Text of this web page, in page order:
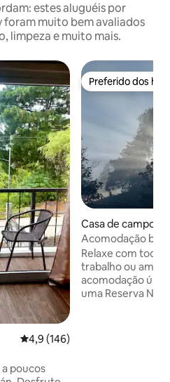
estes aluguéis por
muito bem avaliados
limpeza e muito mais.
4,9 de uma avaliação média de
4,9 (146)
poucos
Preferido dos
Preferido dos
Casa de campo ⋅
Acomodação
natural privada
Relaxe com toda
trabalho ou
acomodação
uma Reserva